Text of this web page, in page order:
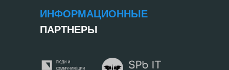
ИНФОРМАЦИОННЫЕ
ПАРТНЕРЫ